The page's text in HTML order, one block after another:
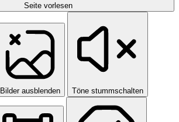
Seite vorlesen
Bilder ausblenden Töne stummschalten